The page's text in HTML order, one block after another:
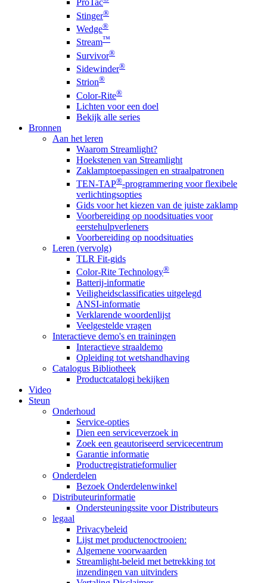
ProTac
Stinger®
Wedge®
Stream™
Survivor®
Sidewinder®
Strion®
Color-Rite®
Lichten voor een doel
Bekijk alle series
Bronnen
Aan het leren
Waarom Streamlight?
Hoekstenen van Streamlight
Zaklamptoepassingen en straalpatronen
TEN-TAP®-programmering voor flexibele
verlichtingsopties
Gids voor het kiezen van de juiste zaklamp
Voorbereiding op noodsituaties voor
eerstehulpverleners
Voorbereiding op noodsituaties
Leren (vervolg)
TLR Fit-gids
Color-Rite Technology®
Batterij-informatie
Veiligheidsclassificaties uitgelegd
ANSI-informatie
Verklarende woordenlijst
Veelgestelde vragen
Interactieve demo's en trainingen
Interactieve straaldemo
Opleiding tot wetshandhaving
Catalogus Bibliotheek
Productcatalogi bekijken
Video
Steun
Onderhoud
Service-opties
Dien een serviceverzoek in
Zoek een geautoriseerd servicecentrum
Garantie informatie
Productregistratieformulier
Onderdelen
Bezoek Onderdelenwinkel
Distributeurinformatie
Ondersteuningssite voor Distributeurs
legaal
Privacybeleid
Lijst met productenoctrooien:
Algemene voorwaarden
Streamlight-beleid met betrekking tot
inzendingen van uitvinders